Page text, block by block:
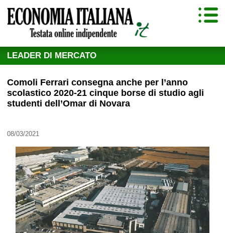
LEADER DI MERCATO
Comoli Ferrari consegna anche per l’anno
scolastico 2020-21 cinque borse di studio agli
studenti dell’Omar di Novara
08/03/2021